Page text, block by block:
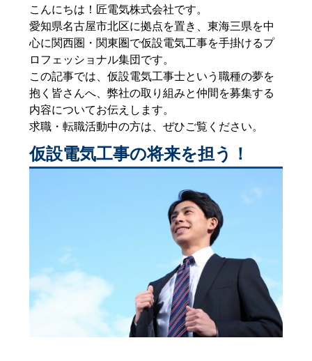
こんにちは！匠電気株式会社です。
愛知県名古屋市北区に拠点を置き、東海三県を中
心に関西圏・関東圏で仮設電気工事を手掛けるプ
ロフェッショナル集団です。
この記事では、仮設電気工事士という職種の夢を
抱く皆さんへ、弊社の取り組みと仲間を募集する
内容についてお伝えします。
求職・転職活動中の方は、ぜひご覧ください。
仮設電気工事の将来を担う！